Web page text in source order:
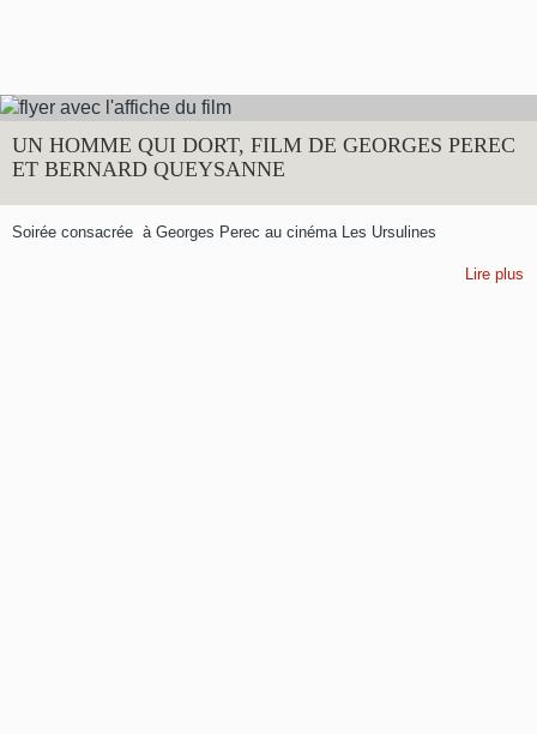
UN HOMME QUI DORT, FILM DE GEORGES PEREC
ET BERNARD QUEYSANNE
Soirée consacrée à Georges Perec au cinéma Les Ursulines
Lire plus